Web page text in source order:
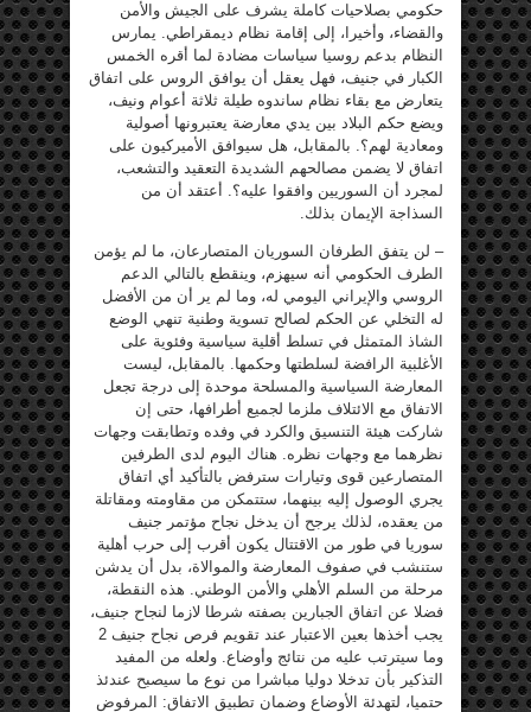
حكومي بصلاحيات كاملة يشرف على الجيش والأمن
والقضاء، وأخيرا، إلى إقامة نظام ديمقراطي. يمارس
النظام بدعم روسيا سياسات مضادة لما أقره الخمس
الكبار في جنيف، فهل يعقل أن يوافق الروس على اتفاق
يتعارض مع بقاء نظام ساندوه طيلة ثلاثة أعوام ونيف،
ويضع حكم البلاد بين يدي معارضة يعتبرونها أصولية
ومعادية لهم؟. بالمقابل، هل سيوافق الأميركيون على
اتفاق لا يضمن مصالحهم الشديدة التعقيد والتشعب،
لمجرد أن السوريين وافقوا عليه؟. أعتقد أن من
السذاجة الإيمان بذلك.
– لن يتفق الطرفان السوريان المتصارعان، ما لم يؤمن
الطرف الحكومي أنه سيهزم، وينقطع بالتالي الدعم
الروسي والإيراني اليومي له، وما لم ير أن من الأفضل
له التخلي عن الحكم لصالح تسوية وطنية تنهي الوضع
الشاذ المتمثل في تسلط أقلية سياسية وفئوية على
الأغلبية الرافضة لسلطتها وحكمها. بالمقابل، ليست
المعارضة السياسية والمسلحة موحدة إلى درجة تجعل
الاتفاق مع الائتلاف ملزما لجميع أطرافها، حتى إن
شاركت هيئة التنسيق والكرد في وفده وتطابقت وجهات
نظرهما مع وجهات نظره. هناك اليوم لدى الطرفين
المتصارعين قوى وتيارات سترفض بالتأكيد أي اتفاق
يجري الوصول إليه بينهما، ستتمكن من مقاومته ومقاتلة
من يعقده، لذلك يرجح أن يدخل نجاح مؤتمر جنيف
سوريا في طور من الاقتتال يكون أقرب إلى حرب أهلية
ستنشب في صفوف المعارضة والموالاة، بدل أن يدشن
مرحلة من السلم الأهلي والأمن الوطني. هذه النقطة،
فضلا عن اتفاق الجبارين بصفته شرطا لازما لنجاح جنيف،
يجب أخذها بعين الاعتبار عند تقويم فرص نجاح جنيف 2
وما سيترتب عليه من نتائج وأوضاع. ولعله من المفيد
التذكير بأن تدخلا دوليا مباشرا من نوع ما سيصبح عندئذ
حتميا، لتهدئة الأوضاع وضمان تطبيق الاتفاق: المرفوض